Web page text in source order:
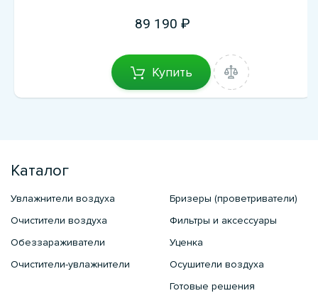
89 190
Купить
Каталог
Увлажнители воздуха
Очистители воздуха
Обеззараживатели
Очистители-увлажнители
Бризеры (проветриватели)
Фильтры и аксессуары
Уценка
Осушители воздуха
Готовые решения